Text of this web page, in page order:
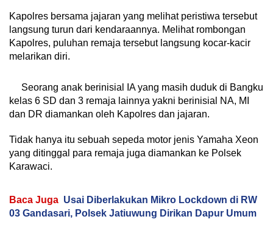
Kapolres bersama jajaran yang melihat peristiwa tersebut
langsung turun dari kendaraannya. Melihat rombongan
Kapolres, puluhan remaja tersebut langsung kocar-kacir
melarikan diri.
Seorang anak berinisial IA yang masih duduk di Bangku
kelas 6 SD dan 3 remaja lainnya yakni berinisial NA, MI
dan DR diamankan oleh Kapolres dan jajaran.
Tidak hanya itu sebuah sepeda motor jenis Yamaha Xeon
yang ditinggal para remaja juga diamankan ke Polsek
Karawaci.
Baca Juga Usai Diberlakukan Mikro Lockdown di RW
03 Gandasari, Polsek Jatiuwung Dirikan Dapur Umum